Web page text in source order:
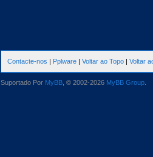
Contacte-nos | Pplware | Voltar ao Topo | Voltar
Suportado Por MyBB , © 2002-2026 MyBB Group